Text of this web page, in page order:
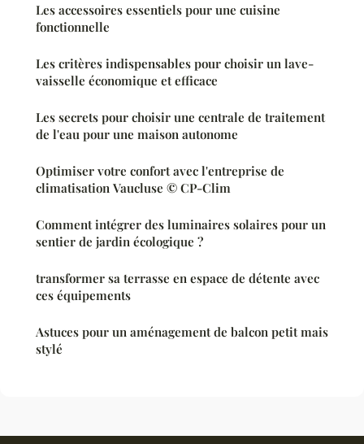
Les accessoires essentiels pour une cuisine
fonctionnelle
Les critères indispensables pour choisir un lave-
vaisselle économique et efficace
Les secrets pour choisir une centrale de traitement
de l'eau pour une maison autonome
Optimiser votre confort avec l'entreprise de
climatisation Vaucluse © CP-Clim
Comment intégrer des luminaires solaires pour un
sentier de jardin écologique ?
transformer sa terrasse en espace de détente avec
ces équipements
Astuces pour un aménagement de balcon petit mais
stylé